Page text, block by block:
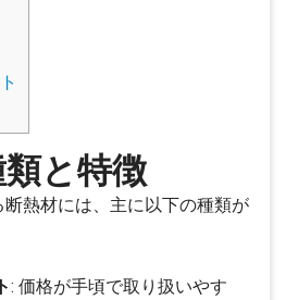
と特徴
熱材には、主に以下の種類が
: 価格が手頃で取り扱いやす